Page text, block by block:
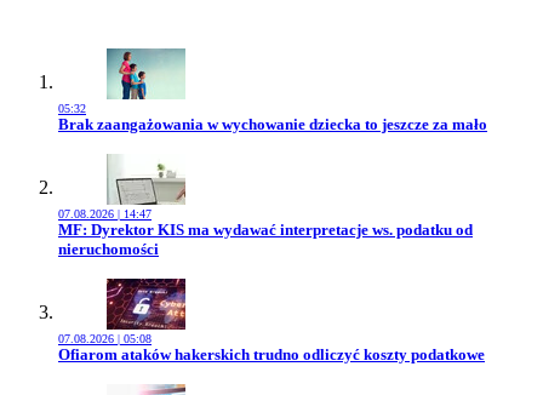
05:32
Przejdź do artykułu:
Brak zaangażowania w wychowanie dziecka to jeszcze za mało
07.08.2026 | 14:47
Przejdź do artykułu:
MF: Dyrektor KIS ma wydawać interpretacje ws. podatku od
nieruchomości
07.08.2026 | 05:08
Przejdź do artykułu:
Ofiarom ataków hakerskich trudno odliczyć koszty podatkowe